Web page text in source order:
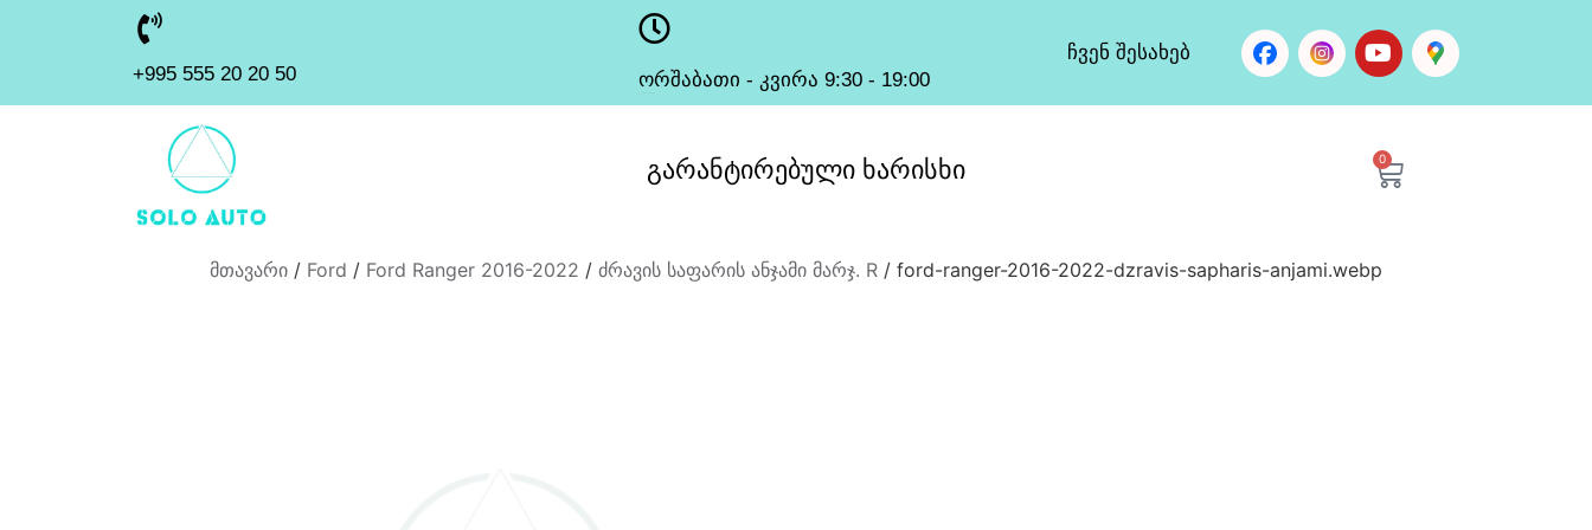
+995 555 20 20 50 ორშაბათი - კვირა 9:30 - 19:00
ჩვენ შესახებ
გარანტირებული ხარისხი 0
მთავარი / Ford / Ford Ranger 2016-2022 / ძრავის საფარის ანჯამი მარჯ. R / ford-ranger-2016-2022-dzravis-sapharis-anjami.webp